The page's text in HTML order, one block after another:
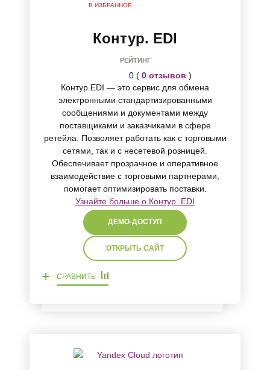
В ИЗБРАННОЕ
Контур. EDI
РЕЙТИНГ
0 ( 0 отзывов )
Контур.EDI — это сервис для обмена
электронными стандартизированными
сообщениями и документами между
поставщиками и заказчиками в сфере
ретейла. Позволяет работать как с торговыми
сетями, так и с несетевой розницей.
Обеспечивает прозрачное и оперативное
взаимодействие с торговыми партнерами,
помогает оптимизировать поставки.
Узнайте больше о Контур. EDI
ДЕМО-ДОСТУП
ОТКРЫТЬ САЙТ
+ СРАВНИТЬ